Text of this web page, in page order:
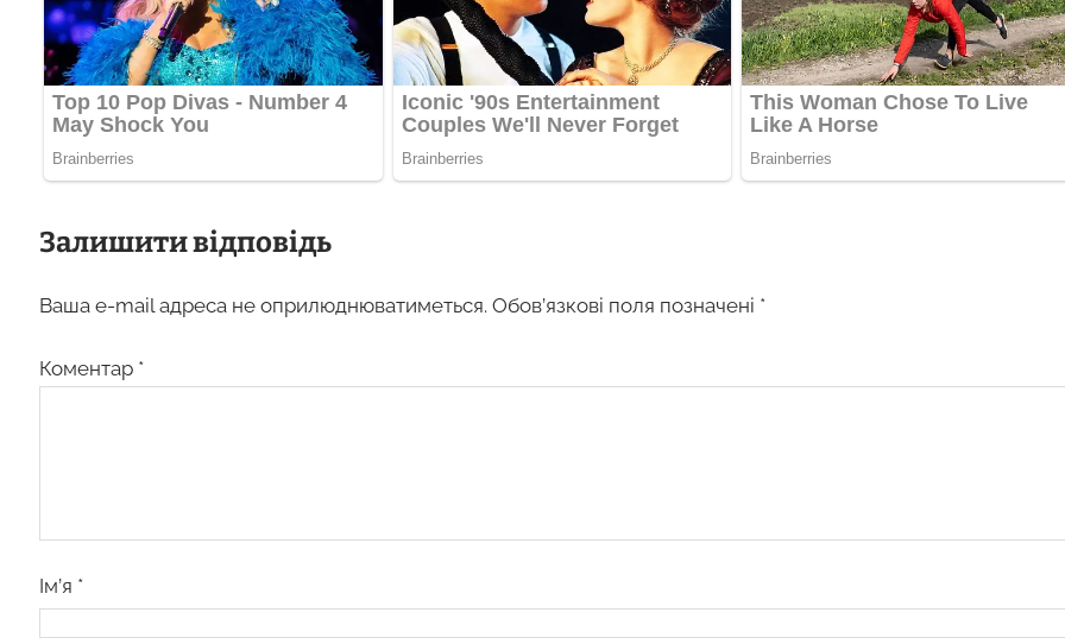
Залишити відповідь
Ваша e-mail адреса не оприлюднюватиметься. Обов’язкові поля позначені *
Коментар *
Ім’я *